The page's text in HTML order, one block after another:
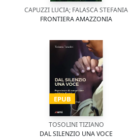
CAPUZZI LUCIA; FALASCA STEFANIA
FRONTIERA AMAZZONIA
EPUB
TOSOLINI TIZIANO
DAL SILENZIO UNA VOCE